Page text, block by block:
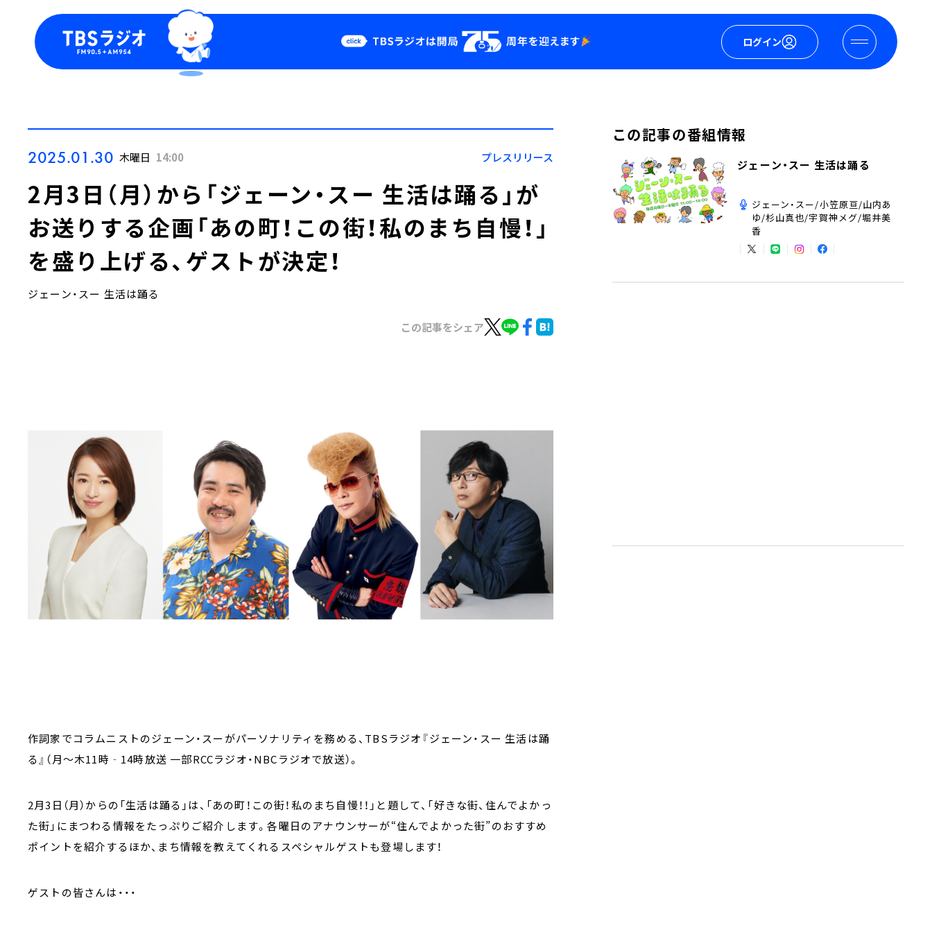
ログイン
Podcast
YouTube
会社情報
2025.01.30 木曜日 14:00 プレスリリース
2月3日（月）から「ジェーン・スー 生活は踊る」が
お送りする企画「あの町！この街！私のまち自慢！」
を盛り上げる、ゲストが決定！
ジェーン・スー 生活は踊る
この記事をシェア
作詞家でコラムニストのジェーン・スーがパーソナリティを務める、TBSラジオ『ジェーン・スー 生活は踊
る』（月～木11時‐14時放送 一部RCCラジオ・NBCラジオで放送）。
2月3日（月）からの「生活は踊る」は、「あの町！この街！私のまち自慢！！」と題して、「好きな街、住んでよかっ
た街」にまつわる情報をたっぷりご紹介します。各曜日のアナウンサーが“住んでよかった街”のおすすめ
ポイントを紹介するほか、まち情報を教えてくれるスペシャルゲストも登場します！
ゲストの皆さんは・・・
この記事の番組情報
ジェーン・スー 生活は踊る
ジェーン・スー/小笠原亘/山内あ
ゆ/杉山真也/宇賀神メグ/堀井美
香